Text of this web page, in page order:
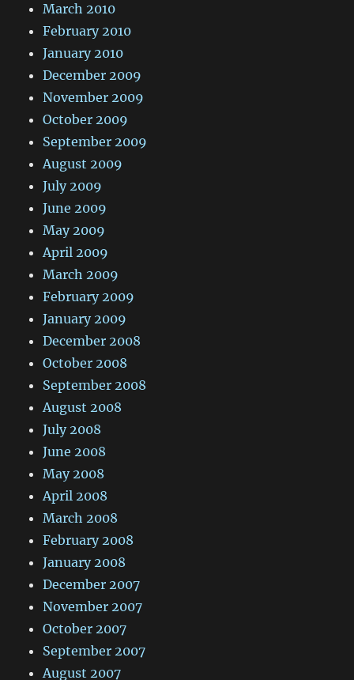
March 2010
February 2010
January 2010
December 2009
November 2009
October 2009
September 2009
August 2009
July 2009
June 2009
May 2009
April 2009
March 2009
February 2009
January 2009
December 2008
October 2008
September 2008
August 2008
July 2008
June 2008
May 2008
April 2008
March 2008
February 2008
January 2008
December 2007
November 2007
October 2007
September 2007
August 2007